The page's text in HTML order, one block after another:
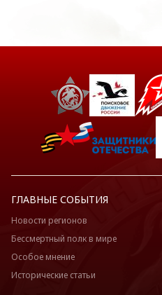
ГЛАВНЫЕ СОБЫТИЯ
Новости регионов
Бессмертный полк в мире
Особое мнение
Исторические статьи